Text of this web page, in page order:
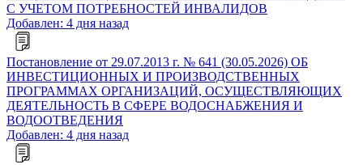
С УЧЕТОМ ПОТРЕБНОСТЕЙ ИНВАЛИДОВ
Добавлен: 4 дня назад
Постановление от 29.07.2013 г. № 641 (30.05.2026) ОБ
ИНВЕСТИЦИОННЫХ И ПРОИЗВОДСТВЕННЫХ
ПРОГРАММАХ ОРГАНИЗАЦИЙ, ОСУЩЕСТВЛЯЮЩИХ
ДЕЯТЕЛЬНОСТЬ В СФЕРЕ ВОДОСНАБЖЕНИЯ И
ВОДООТВЕДЕНИЯ
Добавлен: 4 дня назад